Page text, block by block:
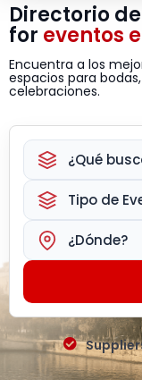
Directorio
for eventos
Encuentra a los
espacios para
celebraciones.
¿Qué
Tipo de
¿Dónde?